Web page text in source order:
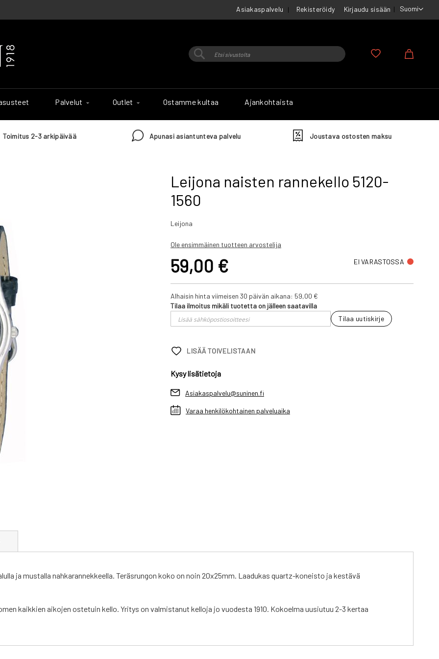
Asiakaspalvelu
Suomi
Rekisteröidy Kirjaudu sisään
Haku
Palvelut Outlet Ostamme kultaa Ajankohtaista
Toimitus 2-3 arkipäivää Apunasi asiantunteva palvelu Joustava ostosten maksu
Leijona naisten rannekello 5120-
1560
Leijona
Ole ensimmäinen tuotteen arvostelija
59,00 € EI VARASTOSSA
Alhaisin hinta viimeisen 30 päivän aikana: 59,00 €
Tilaa ilmoitus mikäli tuotetta on jälleen saatavilla
Tilaa uutiskirje
LISÄÄ TOIVELISTAAN
Kysy lisätietoja
Asiakaspalvelu@suninen.fi
Varaa henkilökohtainen palveluaika
ja mustalla nahkarannekkeella. Teräsrungon koko on noin 20x25mm. Laadukas quartz-koneisto ja kestävä
kaikkien aikojen ostetuin kello. Yritys on valmistanut kelloja jo vuodesta 1910. Kokoelma uusiutuu 2-3 kertaa